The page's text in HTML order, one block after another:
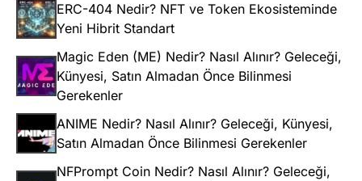
ERC-404 Nedir? NFT ve Token Ekosisteminde
Yeni Hibrit Standart
Magic Eden (ME) Nedir? Nasıl Alınır? Geleceği,
Künyesi, Satın Almadan Önce Bilinmesi
Gerekenler
ANIME Nedir? Nasıl Alınır? Geleceği, Künyesi,
Satın Almadan Önce Bilinmesi Gerekenler
NFPrompt Coin Nedir? Nasıl Alınır? Geleceği,